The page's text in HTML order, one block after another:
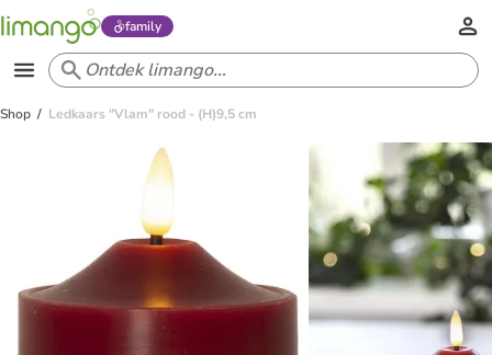
family
Shop Ledkaars "Vlam" rood - (H)9,5 cm